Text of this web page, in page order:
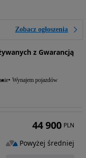
Zobacz ogłoszenia
z Gwarancją
Wynajem pojazdów
44 900 PLN
Powyżej średniej